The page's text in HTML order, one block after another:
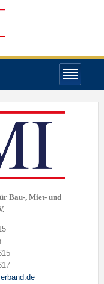
Bau-, Miet- und